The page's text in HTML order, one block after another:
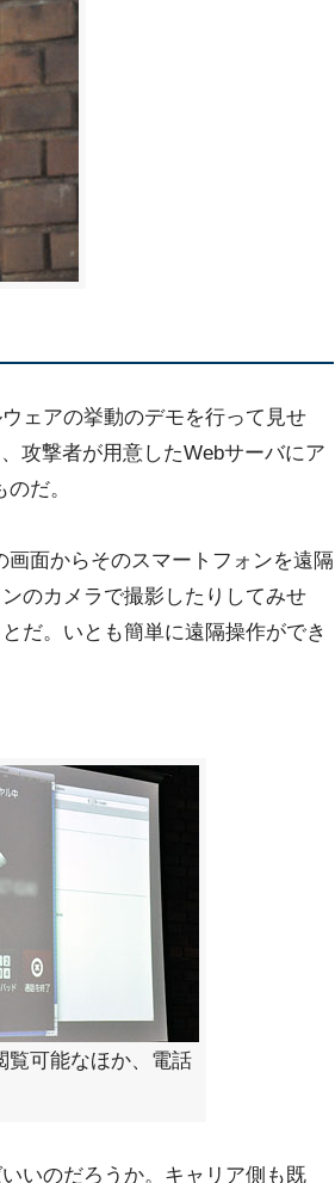
ェアの挙動のデモを行って見せ
攻撃者が用意したWebサーバにア
だ。
面からそのスマートフォンを遠隔
のカメラで撮影したりしてみせ
だ。いとも簡単に遠隔操作ができ
覧可能なほか、電話
いのだろうか。キャリア側も既